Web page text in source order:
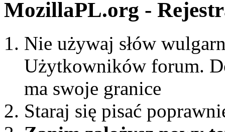
MozillaPL.org -
Nie używaj słów
Użytkowników forum.
ma swoje granice
Staraj się pisać